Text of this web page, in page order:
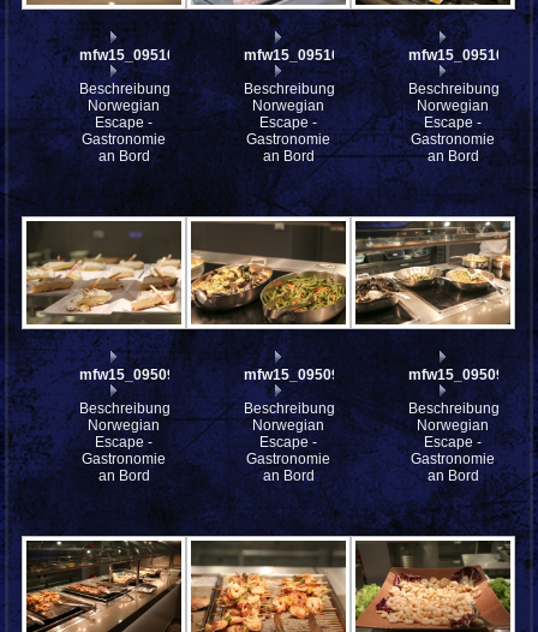
mfw15_095102
Beschreibung:
Norwegian
Escape -
Gastronomie
an Bord
mfw15_095101
Beschreibung:
Norwegian
Escape -
Gastronomie
an Bord
mfw15_095100
Beschreibung:
Norwegian
Escape -
Gastronomie
an Bord
mfw15_095097
Beschreibung:
Norwegian
Escape -
Gastronomie
an Bord
mfw15_095096
Beschreibung:
Norwegian
Escape -
Gastronomie
an Bord
mfw15_095094
Beschreibung:
Norwegian
Escape -
Gastronomie
an Bord